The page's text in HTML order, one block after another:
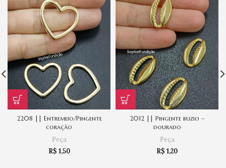
2208 || Entremeio/Pingente
coração
Peça
R$ 1,50
2012 || Pingente buzio –
dourado
Peça
R$ 1,20